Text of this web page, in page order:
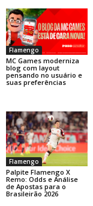
Flamengo
MC Games moderniza
blog com layout
pensando no usuário e
suas preferências
Flamengo
Palpite Flamengo X
Remo: Odds e Análise
de Apostas para o
Brasileirão 2026